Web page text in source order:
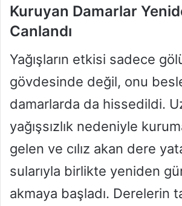
Kuruyan Damarlar
Canlandı
Yağışların etkisi sadece
gövdesinde değil, onu
damarlarda da hissedildi.
yağışsızlık nedeniyle
gelen ve cılız akan dere
sularıyla birlikte yeniden
akmaya başladı. Derelerin